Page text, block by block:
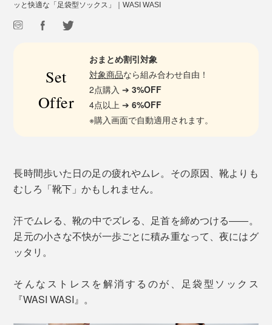
ッと快適な「足袋型ソックス」｜WASI WASI
Set
Offer
おまとめ割引対象
対象商品なら組み合わせ自由！
2点購入 ➔3%OFF
4点以上 ➔6%OFF
※購入画面で自動適用されます。
長時間歩いた日の足の疲れやムレ。その原因、靴よりも
むしろ「靴下」かもしれません。
汗でムレる、靴の中でズレる、足首を締めつける――。
足元の小さな不快が一歩ごとに積み重なって、夜にはグ
ッタリ。
そんなストレスを解消するのが、足袋型ソックス
『WASI WASI』。